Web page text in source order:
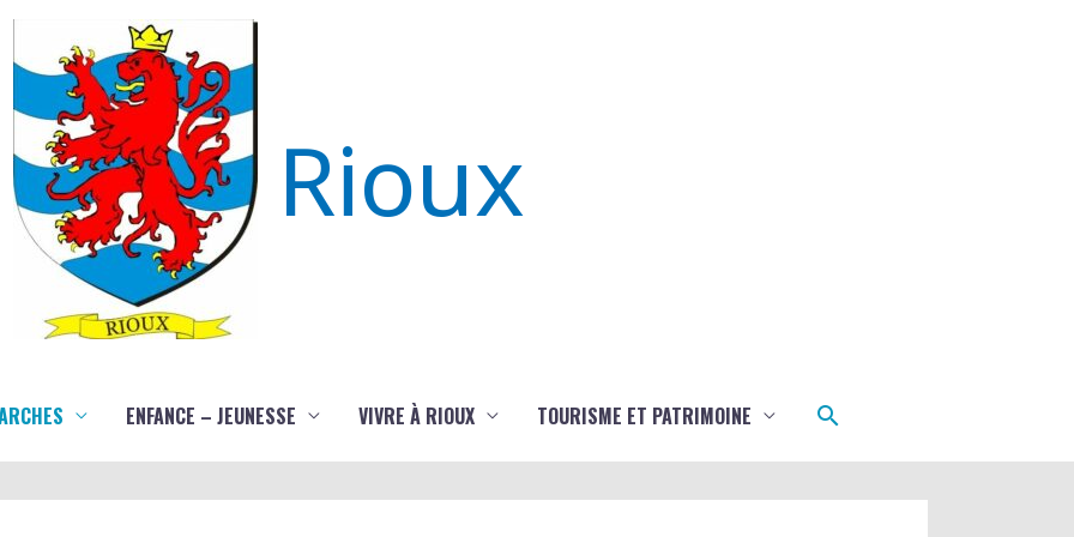
Rioux
ENFANCE – JEUNESSE VIVRE À RIOUX TOURISME ET PATRIMOINE Rechercher